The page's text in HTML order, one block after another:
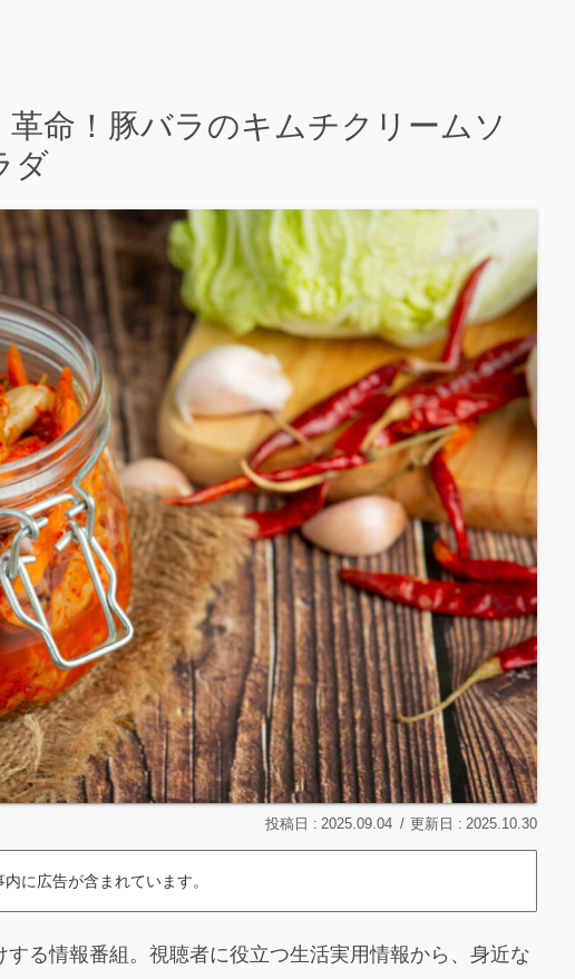
革命！豚バラのキムチクリームソ
ダ
2025.09.04 2025.10.30
内に広告が含まれています。
する情報番組。視聴者に役立つ生活実用情報から、身近な